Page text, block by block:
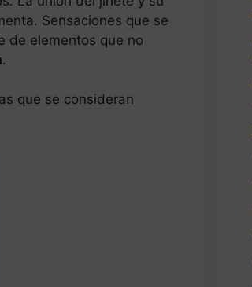
Sensaciones que se
de elementos que no
.
que se consideran